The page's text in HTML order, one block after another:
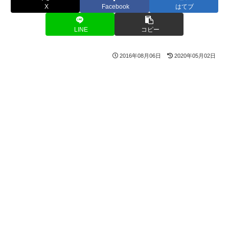
X Facebook はてブ
LINE コピー
2016年08月06日 2020年05月02日